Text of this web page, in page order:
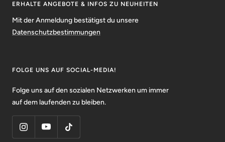
ERHALTE ANGEBOTE & INFOS ZU NEUHEITEN
Mit der Anmeldung bestätigst du unsere
Datenschutzbestimmungen
FOLGE UNS AUF SOCIAL-MEDIA!
Folge uns auf den sozialen Netzwerken um immer
auf dem laufenden zu bleiben.